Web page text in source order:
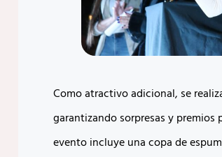
Como atractivo adicional, se
garantizando sorpresas y premios
evento incluye una copa de